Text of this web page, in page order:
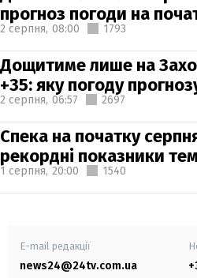
прогноз погоди на
2 серпня, 08:00 1793
Дощитиме лише на
+35: яку погоду
2 серпня, 06:57 2697
Спека на початку
рекордні показники
1 серпня, 20:00 1540
E-mail редакції
news24@24tv.com.ua